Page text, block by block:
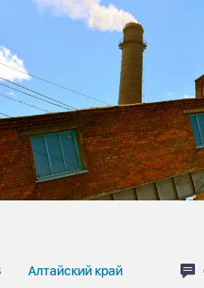
Алтайский край